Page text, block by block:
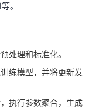
。
处理和标准化。
练模型，并将更新发
执行参数聚合，生成